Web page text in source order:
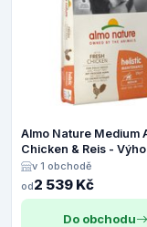
Almo Nature Medium
Chicken & Reis -
balení 2 x 12 kg
v 1 obchodě
od2 539 Kč
Do obchodu